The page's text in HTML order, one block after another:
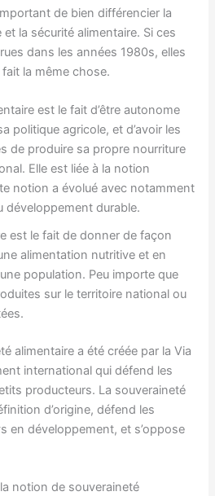
de bien différencier la
la sécurité alimentaire. Si ces
dans les années 1980s, elles
la même chose.
est le fait d’être autonome
politique agricole, et d’avoir les
de produire sa propre nourriture
Elle est liée à la notion
notion a évolué avec notamment
développement durable.
est le fait de donner de façon
alimentation nutritive et en
population. Peu importe que
sur le territoire national ou
alimentaire a été créée par la Via
international qui défend les
producteurs. La souveraineté
d’origine, défend les
en développement, et s’oppose
notion de souveraineté